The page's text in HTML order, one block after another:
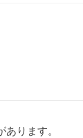
ります。